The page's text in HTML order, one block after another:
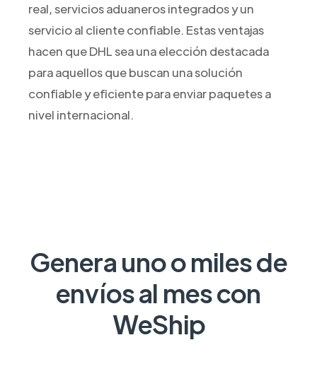
real, servicios aduaneros integrados y un
servicio al cliente confiable. Estas ventajas
hacen que DHL sea una elección destacada
para aquellos que buscan una solución
confiable y eficiente para enviar paquetes a
nivel internacional.
Genera uno o miles de
envíos al mes con
WeShip